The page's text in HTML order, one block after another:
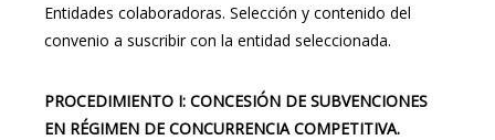
Entidades colaboradoras. Selección y contenido del
convenio a suscribir con la entidad seleccionada.
PROCEDIMIENTO I: CONCESIÓN DE SUBVENCIONES
EN RÉGIMEN DE CONCURRENCIA COMPETITIVA.